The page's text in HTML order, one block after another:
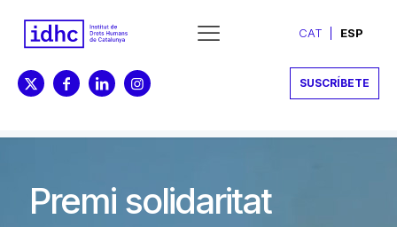
CAT ESP
SUSCRÍBETE
Premi solidaritat